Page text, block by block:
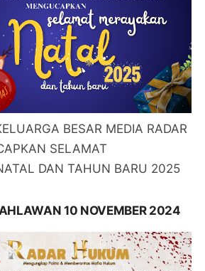
BESAR MEDIA RADAR
SELAMAT
DAN TAHUN BARU 2025
10 NOVEMBER 2024